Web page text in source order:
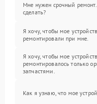
Мне нужен срочный
сделать?
Я хочу, чтобы мое
ремонтировали при мне.
Я хочу, чтобы мое
ремонтировалось только
запчастями.
Как я узнаю, что мое